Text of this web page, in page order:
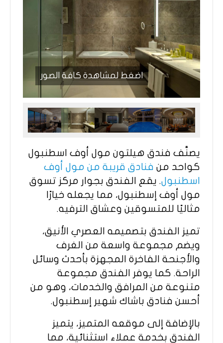
اضغط لمشاهدة كافة الصور
يصنَّف فندق هيلتون مول أوف اسطنبول
كواحد من فنادق قريبة من مول أوف
اسطنبول. يقع الفندق بجوار مركز تسوق
مول أوف إسطنبول، مما يجعله خيارًا
مثاليًا للمتسوقين وعشاق الترفيه.
تميز الفندق بتصميمه العصري الأنيق،
ويضم مجموعة واسعة من الغرف
والأجنحة الفاخرة المجهزة بأحدث وسائل
الراحة. كما يوفر الفندق مجموعة
متنوعة من المرافق والخدمات، وهو من
أحسن فنادق باشاك شهير إسطنبول.
بالإضافة إلى موقعه المتميز، يتميز
الفندق بخدمة عملاء استثنائية، مما